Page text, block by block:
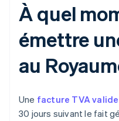
À quel
émettre
au
Une facture TVA valide
30 jours suivant le fait